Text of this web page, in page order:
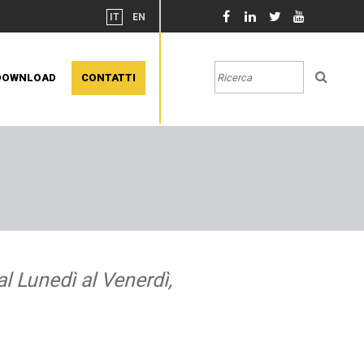
IT EN
CONTATTI
Lunedì al Venerdì,